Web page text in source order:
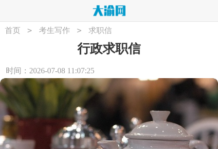
首页 > 考生写作 > 求职信
行政求职信
时间：2026-07-08 11:07:25